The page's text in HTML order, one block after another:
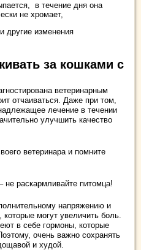
в течение дня она
не хромает,
другие изменения
за кошками с
ветеринарным
отчаиваться. Даже при том,
лечение в течении
улучшить качество
ветеринара и помните
раскармливайте питомца!
напряжению и
которые могут увеличить боль.
в себе гормоны, которые
очень важно сохранять
и худой.